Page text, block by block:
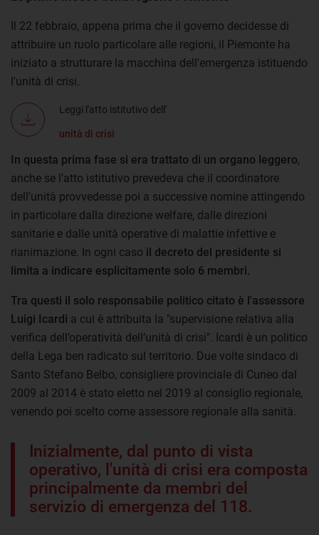
Il 22 febbraio, appena prima che il governo decidesse di
attribuire un ruolo particolare alle regioni, il Piemonte ha
iniziato a strutturare la macchina dell'emergenza istituendo
l'unità di crisi.
Leggi l'atto istitutivo dell'
unità di crisi
In questa prima fase si era trattato di un organo leggero,
anche se l'atto istitutivo prevedeva che il coordinatore
dell'unità provvedesse poi a successive nomine attingendo
in particolare dalla direzione welfare, dalle direzioni
sanitarie e dalle unità operative di malattie infettive e
rianimazione. In ogni caso il decreto del presidente si
limita a indicare esplicitamente solo 6 membri.
Tra questi il solo responsabile politico citato è l'assessore
Luigi Icardi a cui è attribuita la "supervisione relativa alla
verifica dell’operatività dell’unità di crisi". Icardi è un politico
della Lega ben radicato sul territorio. Due volte sindaco di
Santo Stefano Belbo, consigliere provinciale di Cuneo dal
2009 al 2014 è stato eletto nel 2019 al consiglio regionale,
venendo poi scelto come assessore regionale alla sanità.
Inizialmente, dal punto di vista
operativo, l'unità di crisi era composta
principalmente da membri del
servizio di emergenza del 118.